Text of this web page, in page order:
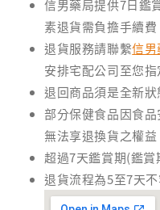
信男藥局提供7日鑑
素退貨需負擔手續費
退貨服務請聯繫信男
安排宅配公司至您指
退回商品須是全新狀
部分保健食品因食
無法享退換貨之權益
超過7天鑑賞期(鑑賞
退貨流程為5至7天不